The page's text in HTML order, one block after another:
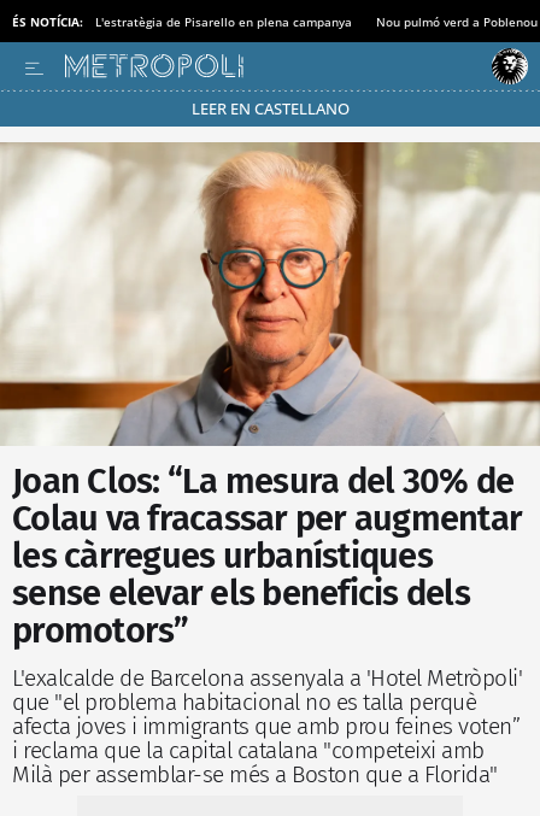
ÉS NOTÍCIA: L'estratègia de Pisarello en plena campanya Nou pulmó verd a Poblenou
LEER EN CASTELLANO
Passa’t al mode estalvi
Joan Clos: “La mesura del 30% de
Colau va fracassar per augmentar
les càrregues urbanístiques
sense elevar els beneficis dels
promotors”
L'exalcalde de Barcelona assenyala a 'Hotel Metròpoli'
que "el problema habitacional no es talla perquè
afecta joves i immigrants que amb prou feines voten”
i reclama que la capital catalana "competeixi amb
Milà per assemblar-se més a Boston que a Florida"